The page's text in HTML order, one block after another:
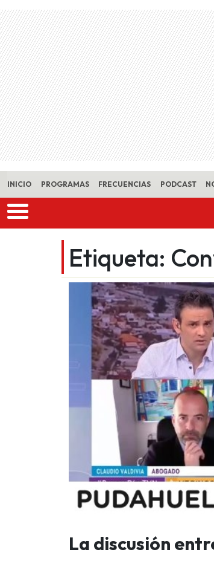
Skip to main content
INICIO PROGRAMAS FRECUENCIAS PODCAST
Etiqueta:
La discusión